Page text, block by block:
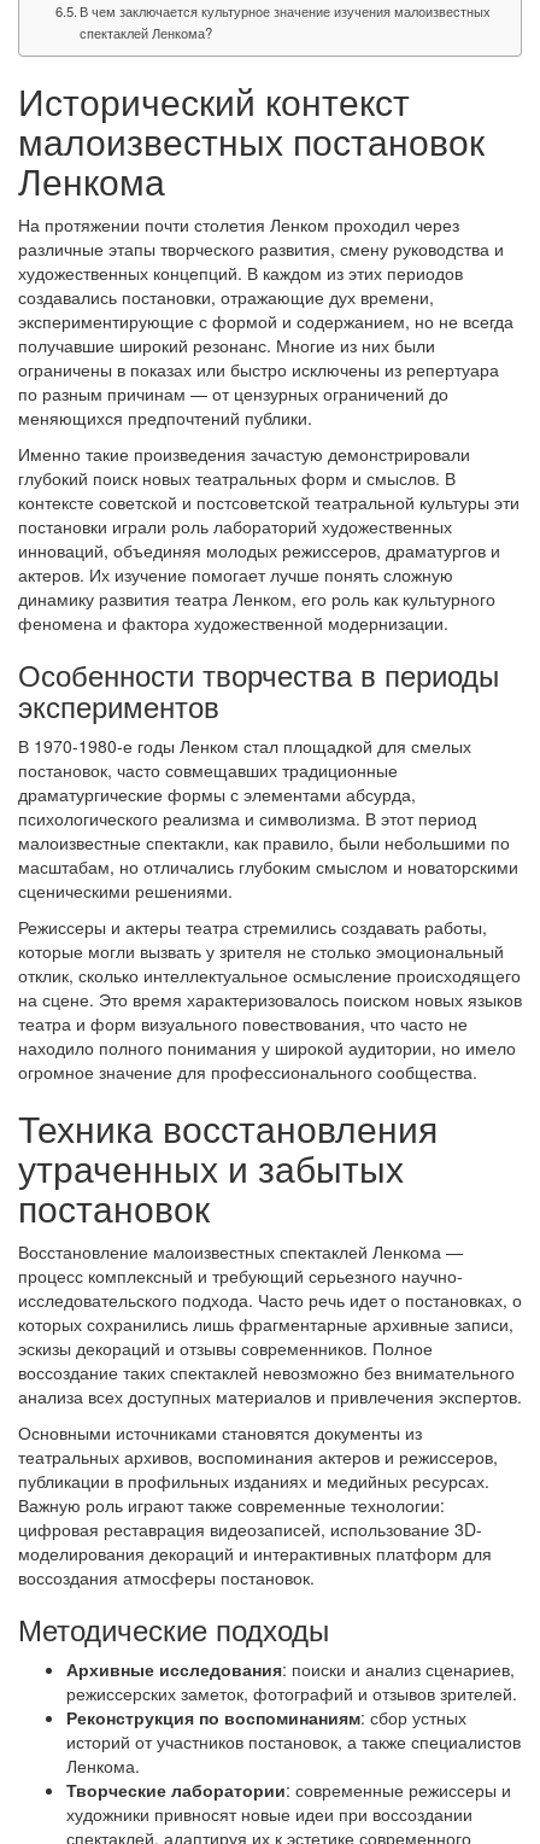
В чем заключается культурное значение изучения малоизвестных
спектаклей Ленкома?
Исторический контекст
малоизвестных постановок
Ленкома
На протяжении почти столетия Ленком проходил через
различные этапы творческого развития, смену руководства и
художественных концепций. В каждом из этих периодов
создавались постановки, отражающие дух времени,
экспериментирующие с формой и содержанием, но не всегда
получавшие широкий резонанс. Многие из них были
ограничены в показах или быстро исключены из репертуара
по разным причинам — от цензурных ограничений до
меняющихся предпочтений публики.
Именно такие произведения зачастую демонстрировали
глубокий поиск новых театральных форм и смыслов. В
контексте советской и постсоветской театральной культуры эти
постановки играли роль лабораторий художественных
инноваций, объединяя молодых режиссеров, драматургов и
актеров. Их изучение помогает лучше понять сложную
динамику развития театра Ленком, его роль как культурного
феномена и фактора художественной модернизации.
Особенности творчества в периоды
экспериментов
В 1970-1980-е годы Ленком стал площадкой для смелых
постановок, часто совмещавших традиционные
драматургические формы с элементами абсурда,
психологического реализма и символизма. В этот период
малоизвестные спектакли, как правило, были небольшими по
масштабам, но отличались глубоким смыслом и новаторскими
сценическими решениями.
Режиссеры и актеры театра стремились создавать работы,
которые могли вызвать у зрителя не столько эмоциональный
отклик, сколько интеллектуальное осмысление происходящего
на сцене. Это время характеризовалось поиском новых языков
театра и форм визуального повествования, что часто не
находило полного понимания у широкой аудитории, но имело
огромное значение для профессионального сообщества.
Техника восстановления
утраченных и забытых
постановок
Восстановление малоизвестных спектаклей Ленкома —
процесс комплексный и требующий серьезного научно-
исследовательского подхода. Часто речь идет о постановках, о
которых сохранились лишь фрагментарные архивные записи,
эскизы декораций и отзывы современников. Полное
воссоздание таких спектаклей невозможно без внимательного
анализа всех доступных материалов и привлечения экспертов.
Основными источниками становятся документы из
театральных архивов, воспоминания актеров и режиссеров,
публикации в профильных изданиях и медийных ресурсах.
Важную роль играют также современные технологии:
цифровая реставрация видеозаписей, использование 3D-
моделирования декораций и интерактивных платформ для
воссоздания атмосферы постановок.
Методические подходы
Архивные исследования: поиски и анализ сценариев,
режиссерских заметок, фотографий и отзывов зрителей.
Реконструкция по воспоминаниям: сбор устных
историй от участников постановок, а также специалистов
Ленкома.
Творческие лаборатории: современные режиссеры и
художники привносят новые идеи при воссоздании
спектаклей, адаптируя их к эстетике современного